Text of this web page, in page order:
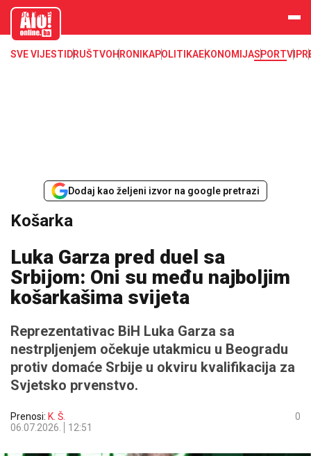
aloonline.b
SVE VIJESTI DRUŠTVOHRONIKAPOLITIKAEKONOMIJASPORTVIP
Dodaj kao željeni izvor na google pretrazi
Košarka
Luka Garza pred duel sa
Srbijom: Oni su među najboljim
košarkašima svijeta
Reprezentativac BiH Luka Garza sa
nestrpljenjem očekuje utakmicu u Beogradu
protiv domaće Srbije u okviru kvalifikacija za
Svjetsko prvenstvo.
Prenosi: K. Š.
06.07.2026.
12:51
0